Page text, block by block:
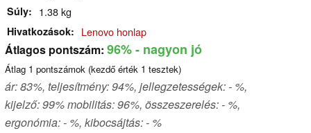
Súly 1.38 kg
Hivatkozások Lenovo honlap
Átlagos pontszám: 96%- nagyon jó
Átlag 1 pontszámok (kezdő érték 1 tesztek)
ár: 83%, teljesítmény: 94%, jellegzetességek: - %,
kijelző: 99% mobilitás: 96%, összeszerelés: - %,
ergonómia: - %, kibocsájtás: - %